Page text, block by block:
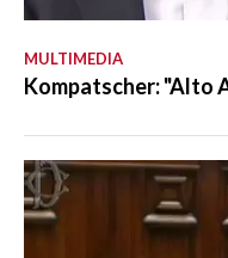
MULTIMEDIA
Kompatscher: "Alto